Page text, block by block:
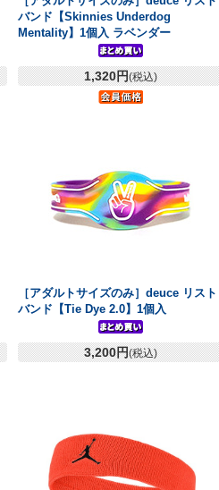
バンド【Skinnies Underdog
Mentality】1個入 ラベンダー
1,320円(税込)
［アダルトサイズのみ］deuce リスト
バンド【Tie Dye 2.0】1個入
3,200円(税込)